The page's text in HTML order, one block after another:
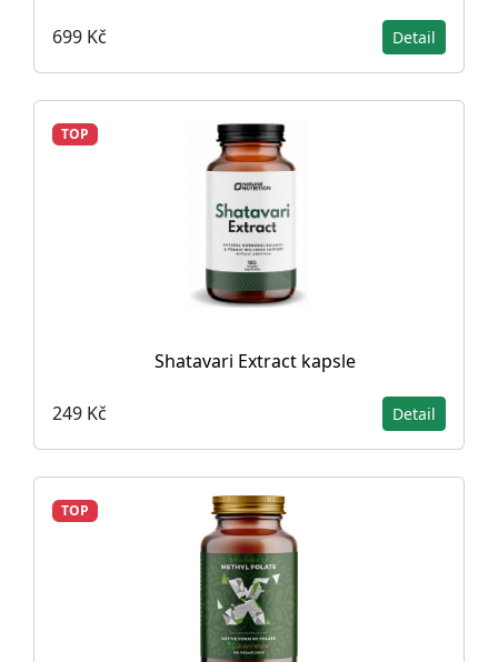
699 Kč Detail
TOP
Shatavari Extract kapsle
249 Kč Detail
TOP